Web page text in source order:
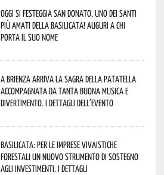
Oggi si festeggia San Donato, uno dei Santi
più amati della Basilicata! Auguri a chi
porta il suo nome
A Brienza arriva la Sagra della Patatella
accompagnata da tanta buona musica e
divertimento. I dettagli dell’evento
Basilicata: per le imprese vivaistiche
forestali un nuovo strumento di sostegno
agli investimenti. I dettagli